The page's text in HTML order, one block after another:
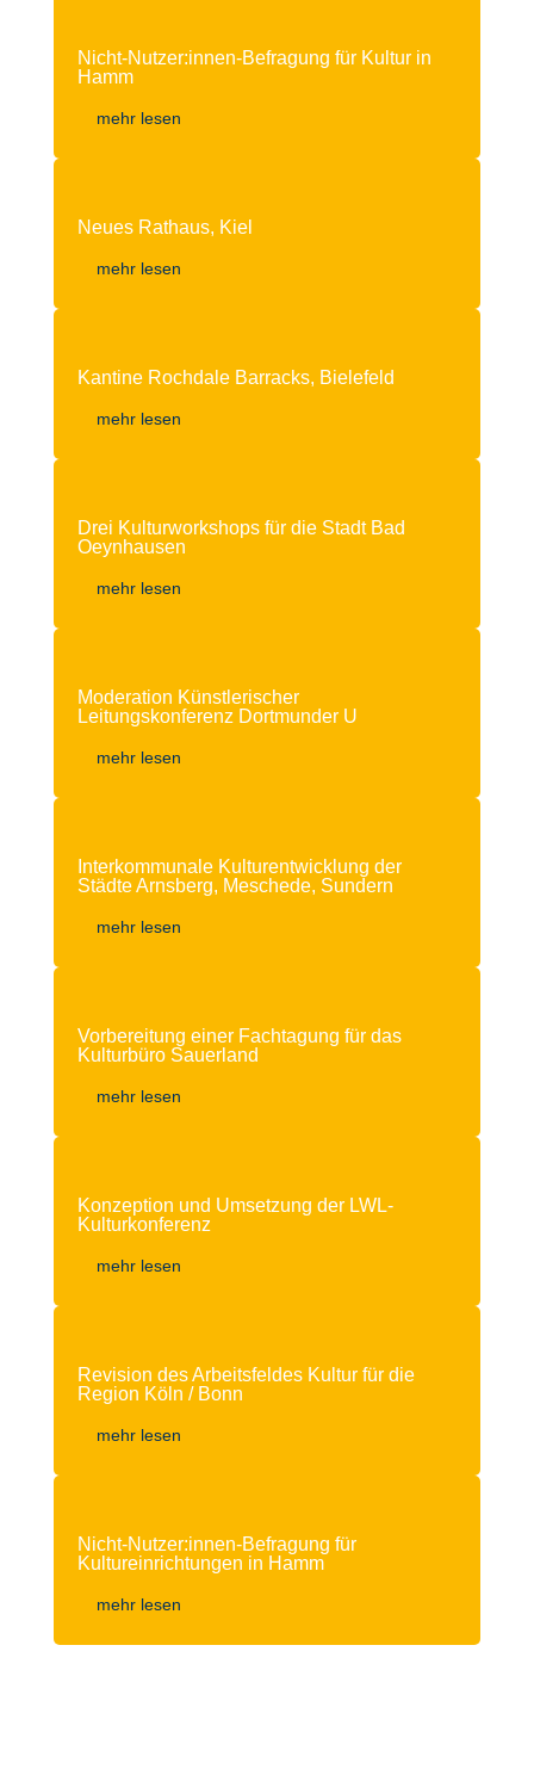
Nicht-Nutzer:innen-Befragung für Kultur in
Hamm
mehr lesen
Neues Rathaus, Kiel
mehr lesen
Kantine Rochdale Barracks, Bielefeld
mehr lesen
Drei Kulturworkshops für die Stadt Bad
Oeynhausen
mehr lesen
Moderation Künstlerischer
Leitungskonferenz Dortmunder U
mehr lesen
Interkommunale Kulturentwicklung der
Städte Arnsberg, Meschede, Sundern
mehr lesen
Vorbereitung einer Fachtagung für das
Kulturbüro Sauerland
mehr lesen
Konzeption und Umsetzung der LWL-
Kulturkonferenz
mehr lesen
Revision des Arbeitsfeldes Kultur für die
Region Köln / Bonn
mehr lesen
Nicht-Nutzer:innen-Befragung für
Kultureinrichtungen in Hamm
mehr lesen